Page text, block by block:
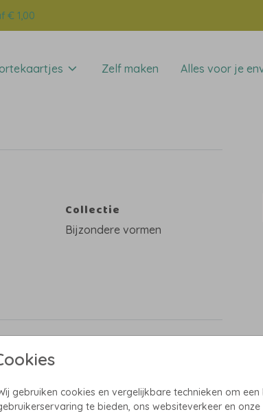
€ 1,00
Zelf maken Alles voor je
gebruiken cookies en vergelijkbare technieken om een
te bieden, ons websiteverkeer en
in
Collectie
Bijzondere vormen